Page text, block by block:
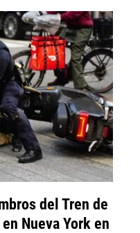
del Tren de
Nueva York en